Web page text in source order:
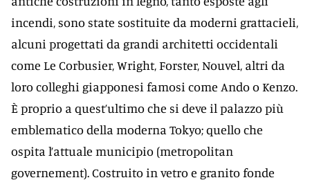
incendi, sono state sostituite da moderni grattacieli,
alcuni progettati da grandi architetti occidentali
come Le Corbusier, Wright, Forster, Nouvel, altri da
loro colleghi giapponesi famosi come Ando o Kenzo.
È proprio a quest’ultimo che si deve il palazzo più
emblematico della moderna Tokyo; quello che
ospita l’attuale municipio (metropolitan
governement). Costruito in vetro e granito fonde